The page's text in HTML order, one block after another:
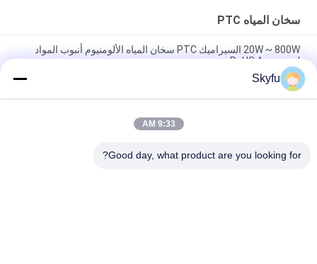
سخان المياه PTC
20W ~ 800W السيراميك PTC سخان المياه الألومنيوم أنبوب المواد
RoHS Approved
لحوض القدم
Skyfu
9:33 AM
Good day, what product are you looking for?